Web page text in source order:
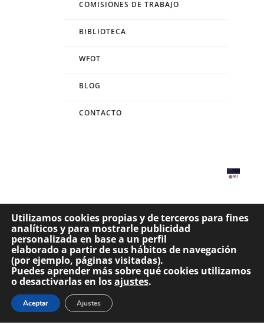
COMISIONES DE TRABAJO
BIBLIOTECA
WFOT
BLOG
CONTACTO
Website propiedad del Consejo General de Colegios de Terapeutas Ocupacionales de
España. –Visita nuestro aviso legal Desarrollado por
Utilizamos cookies propias y de terceros para fines
analíticos y para mostrarle publicidad
personalizada en base a un perfil
elaborado a partir de sus hábitos de navegación
(por ejemplo, páginas visitadas).
Puedes aprender más sobre qué cookies utilizamos
o desactivarlas en losajustes.
Aceptar Ajustes